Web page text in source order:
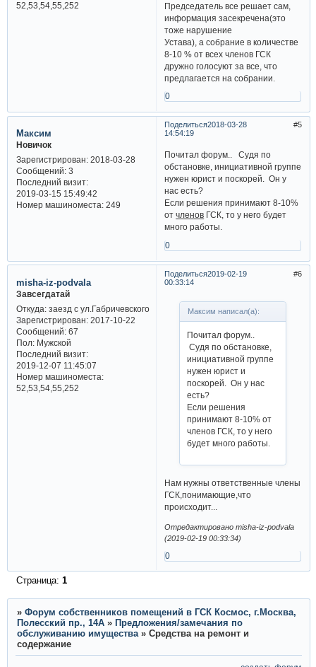
52,53,54,55,252
Председатель все решает сам,
информация засекречена(это
тоже нарушение
Устава), а собрание в количестве
8-10 % от всех членов ГСК
дружно голосуют за все, что
предлагается на собрании.
0
Поделиться 5
2018-03-28
14:54:19
Максим
Новичок
Зарегистрирован: 2018-03-28
Сообщений:3
Последний визит:
2019-03-15 15:49:42
Номер машиноместа:249
Почитал форум.. Судя по
обстановке, инициативной группе
нужен юрист и поскорей. Он у
нас есть?
Если решения принимают 8-10%
отчленов ГСК, то у него будет
много работы.
0
Поделиться 6
2019-02-19
00:33:14
misha-iz-podvala
Завсегдатай
Откуда:заезд с ул.Габричевского
Зарегистрирован: 2017-10-22
Сообщений:67
Пол:Мужской
Последний визит:
2019-12-07 11:45:07
Номер машиноместа:
52,53,54,55,252
Максим написал(а):
Почитал форум..
Судя по обстановке,
инициативной группе
нужен юрист и
поскорей. Он у нас
есть?
Если решения
принимают 8-10% от
членов ГСК, то у него
будет много работы.
Нам нужны ответственные члены
ГСК,понимающие,что
происходит...
Отредактировано misha-iz-podvala
(2019-02-19 00:33:34)
0
Страница: 1
» Форум собственников помещений в ГСК Космос, г.Москва,
Полесский пр., 14А » Предложения/замечания по
обслуживанию имущества » Средства на ремонт и
содержание